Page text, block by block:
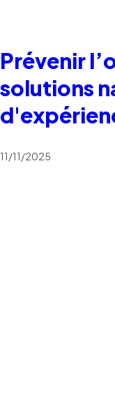
Prévenir
solutions
11/11/2025